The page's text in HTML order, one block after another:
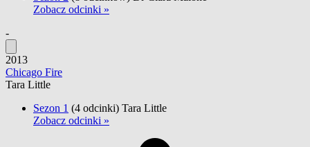
Zobacz odcinki »
-
2013
Chicago Fire
Tara Little
Sezon 1 (4 odcinki) Tara Little
Zobacz odcinki »